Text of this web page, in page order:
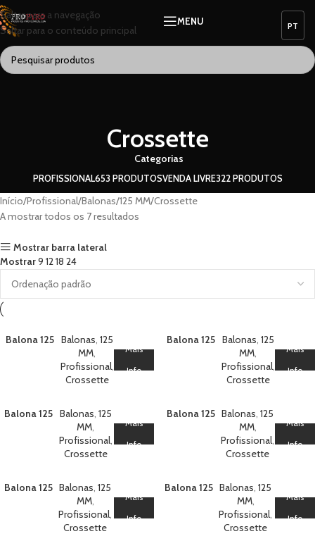
Saltar para a navegação
Saltar para o conteúdo principal
MENU
Crossette
Categorias
PROFISSIONAL653 PRODUTOSVENDA LIVRE322 PRODUTOS
Início Profissional Balonas 125 MM Crossette
A mostrar todos os 7 resultados
Mostrar barra lateral
Mostrar9 1218 24
Balona 125 Balonas, 125
MM,
Profissional,
Crossette
Mais
Info
Balona 125 Balonas, 125
MM,
Profissional,
Crossette
Mais
Info
Balona 125 Balonas, 125
MM,
Profissional,
Crossette
Mais
Info
Balona 125 Balonas, 125
MM,
Profissional,
Crossette
Mais
Info
Balona 125 Balonas, 125
MM,
Profissional,
Crossette
Mais
Info
Balona 125 Balonas, 125
MM,
Profissional,
Crossette
Mais
Info